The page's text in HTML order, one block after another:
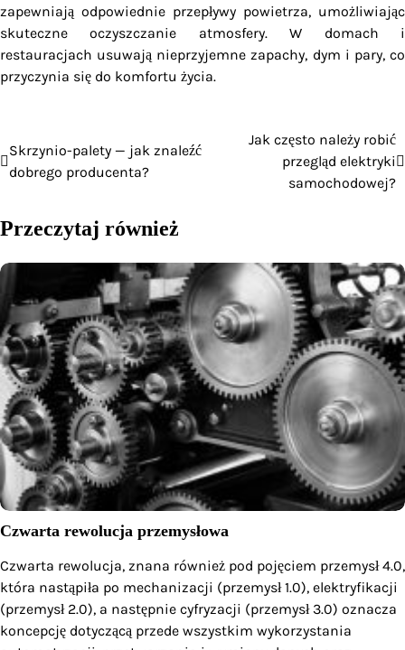
zapewniają odpowiednie przepływy powietrza, umożliwiając
skuteczne oczyszczanie atmosfery. W domach i
restauracjach usuwają nieprzyjemne zapachy, dym i pary, co
przyczynia się do komfortu życia.
Nawigacja
wpisu
Skrzynio-palety — jak znaleźć
dobrego producenta?
Jak często należy robić
przegląd elektryki
samochodowej?
Przeczytaj również
Czwarta rewolucja przemysłowa
Czwarta rewolucja, znana również pod pojęciem przemysł 4.0,
która nastąpiła po mechanizacji (przemysł 1.0), elektryfikacji
(przemysł 2.0), a następnie cyfryzacji (przemysł 3.0) oznacza
koncepcję dotyczącą przede wszystkim wykorzystania